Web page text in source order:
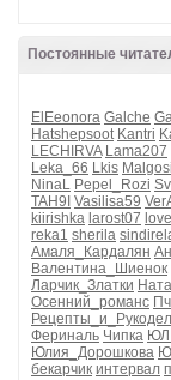
Постоянные
ElEeonora Galche
Hatshepsoot Kantri
LECHIRVA Lama207
Leka_66 Lkis
NinaL Pepel_Rozi
TAH9I Vasilisa59
kiirishka larost07
reka1 sherila
Амаля_Кардалян
Валентина_Шиенок
Ларчик_Златки
Осенний_романс
Фериналь Чипка
Юлия_Дорошкова
бекарчик интервал